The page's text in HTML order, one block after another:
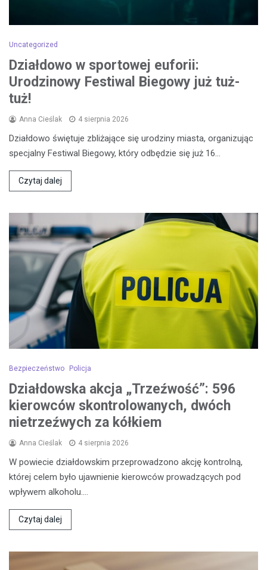
Uncategorized
Działdowo w sportowej euforii:
Urodzinowy Festiwal Biegowy już tuż-
tuż!
Anna Cieślak 4 sierpnia 2026
Działdowo świętuje zbliżające się urodziny miasta, organizując
specjalny Festiwal Biegowy, który odbędzie się już 16…
Czytaj dalej
Bezpieczeństwo Policja
Działdowska akcja „Trzeźwość”: 596
kierowców skontrolowanych, dwóch
nietrzeźwych za kółkiem
Anna Cieślak 4 sierpnia 2026
W powiecie działdowskim przeprowadzono akcję kontrolną,
której celem było ujawnienie kierowców prowadzących pod
wpływem alkoholu.…
Czytaj dalej